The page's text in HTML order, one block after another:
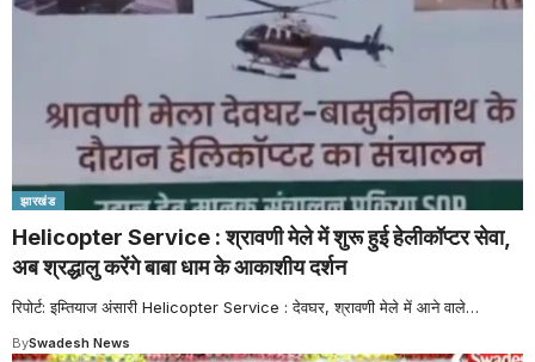
झारखंड
Helicopter Service : श्रावणी मेले में शुरू हुई हेलीकॉप्टर सेवा,
अब श्रद्धालु करेंगे बाबा धाम के आकाशीय दर्शन
रिपोर्ट: इम्तियाज अंसारी Helicopter Service : देवघर, श्रावणी मेले में आने वाले…
BySwadesh News